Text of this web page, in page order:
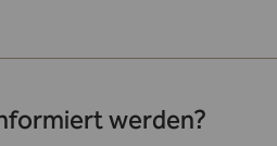
werden?